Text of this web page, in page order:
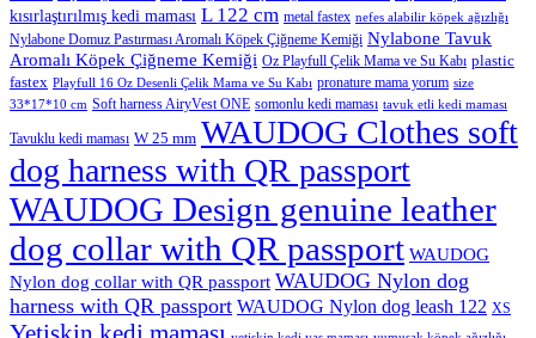
kısırlaştırılmış kedi maması L 122 cm metal fastex nefes alabilir köpek ağızlığı
Nylabone Domuz Pastırması Aromalı Köpek Çiğneme Kemiği Nylabone Tavuk
Aromalı Köpek Çiğneme Kemiği Oz Playfull Çelik Mama ve Su Kabı plastic
fastex Playfull 16 Oz Desenli Çelik Mama ve Su Kabı pronature mama yorum size
33*17*10 cm Soft harness AiryVest ONE somonlu kedi maması tavuk etli kedi maması
Tavuklu kedi maması W 25 mm WAUDOG Clothes soft
dog harness with QR passport
WAUDOG Design genuine leather
dog collar with QR passport WAUDOG
Nylon dog collar with QR passport WAUDOG Nylon dog
harness with QR passport WAUDOG Nylon dog leash 122 XS